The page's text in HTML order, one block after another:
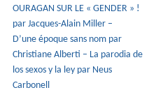
OURAGAN SUR LE « GENDER » !
par Jacques-Alain Miller –
D’une époque sans nom par
Christiane Alberti – La parodia de
los sexos y la ley par Neus
Carbonell